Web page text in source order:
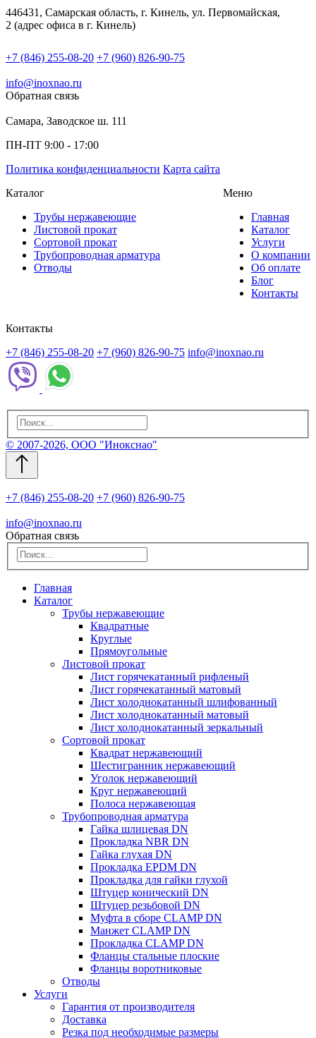
446431, Самарская область, г. Кинель, ул. Первомайская,
2 (адрес офиса в г. Кинель)
+7 (846) 255-08-20 +7 (960) 826-90-75
info@inoxnao.ru
Обратная связь
Самара, Заводское ш. 111
ПН-ПТ 9:00 - 17:00
Политика конфиденциальности Карта сайта
Каталог
Трубы нержавеющие
Листовой прокат
Сортовой прокат
Трубопроводная арматура
Отводы
Меню
Главная
Каталог
Услуги
О компании
Об оплате
Блог
Контакты
Контакты
+7 (846) 255-08-20 +7 (960) 826-90-75 info@inoxnao.ru
© 2007-2026, ООО "Инокснао"
+7 (846) 255-08-20 +7 (960) 826-90-75
info@inoxnao.ru
Обратная связь
Главная
Каталог
Трубы нержавеющие
Квадратные
Круглые
Прямоугольные
Листовой прокат
Лист горячекатанный рифленый
Лист горячекатанный матовый
Лист холоднокатанный шлифованный
Лист холоднокатанный матовый
Лист холоднокатанный зеркальный
Сортовой прокат
Квадрат нержавеющий
Шестигранник нержавеющий
Уголок нержавеющий
Круг нержавеющий
Полоса нержавеющая
Трубопроводная арматура
Гайка шлицевая DN
Прокладка NBR DN
Гайка глухая DN
Прокладка EPDM DN
Прокладка для гайки глухой
Штуцер конический DN
Штуцер резьбовой DN
Муфта в сборе CLAMP DN
Манжет CLAMP DN
Прокладка CLAMP DN
Фланцы стальные плоские
Фланцы воротниковые
Отводы
Услуги
Гарантия от производителя
Доставка
Резка под необходимые размеры